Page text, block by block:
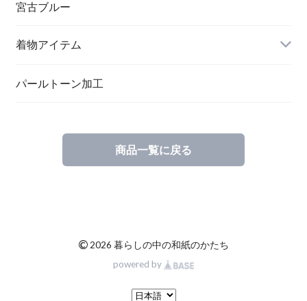
ペンダント
ブローチ
メッセージカード
一筆箋
ハンドメイドキット
宮古ブルー
着物アイテム
パールトーン加工
商品一覧に戻る
© 2026 暮らしの中の和紙のかたち
powered by